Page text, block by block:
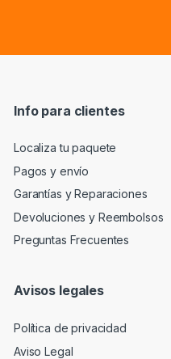
Info para clientes
Localiza tu paquete
Pagos y envío
Garantías y Reparaciones
Devoluciones y Reembolsos
Preguntas Frecuentes
Avisos legales
Política de privacidad
Aviso Legal